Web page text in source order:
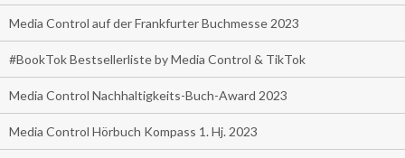
Media Control auf der Frankfurter Buchmesse 2023
#BookTok Bestsellerliste by Media Control & TikTok
Media Control Nachhaltigkeits-Buch-Award 2023
Media Control Hörbuch Kompass 1. Hj. 2023